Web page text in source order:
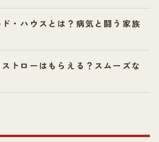
・ハウスとは？病気と闘う家族
トローはもらえる？スムーズな